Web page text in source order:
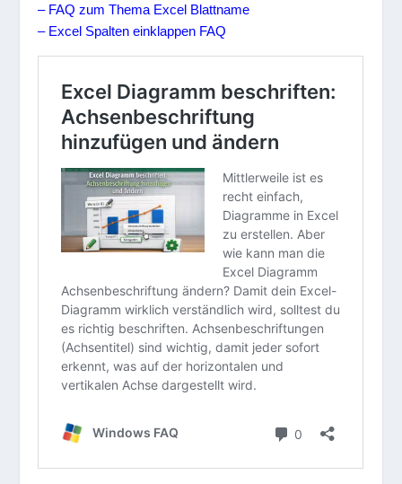
– FAQ zum Thema Excel Blattname
– Excel Spalten einklappen FAQ